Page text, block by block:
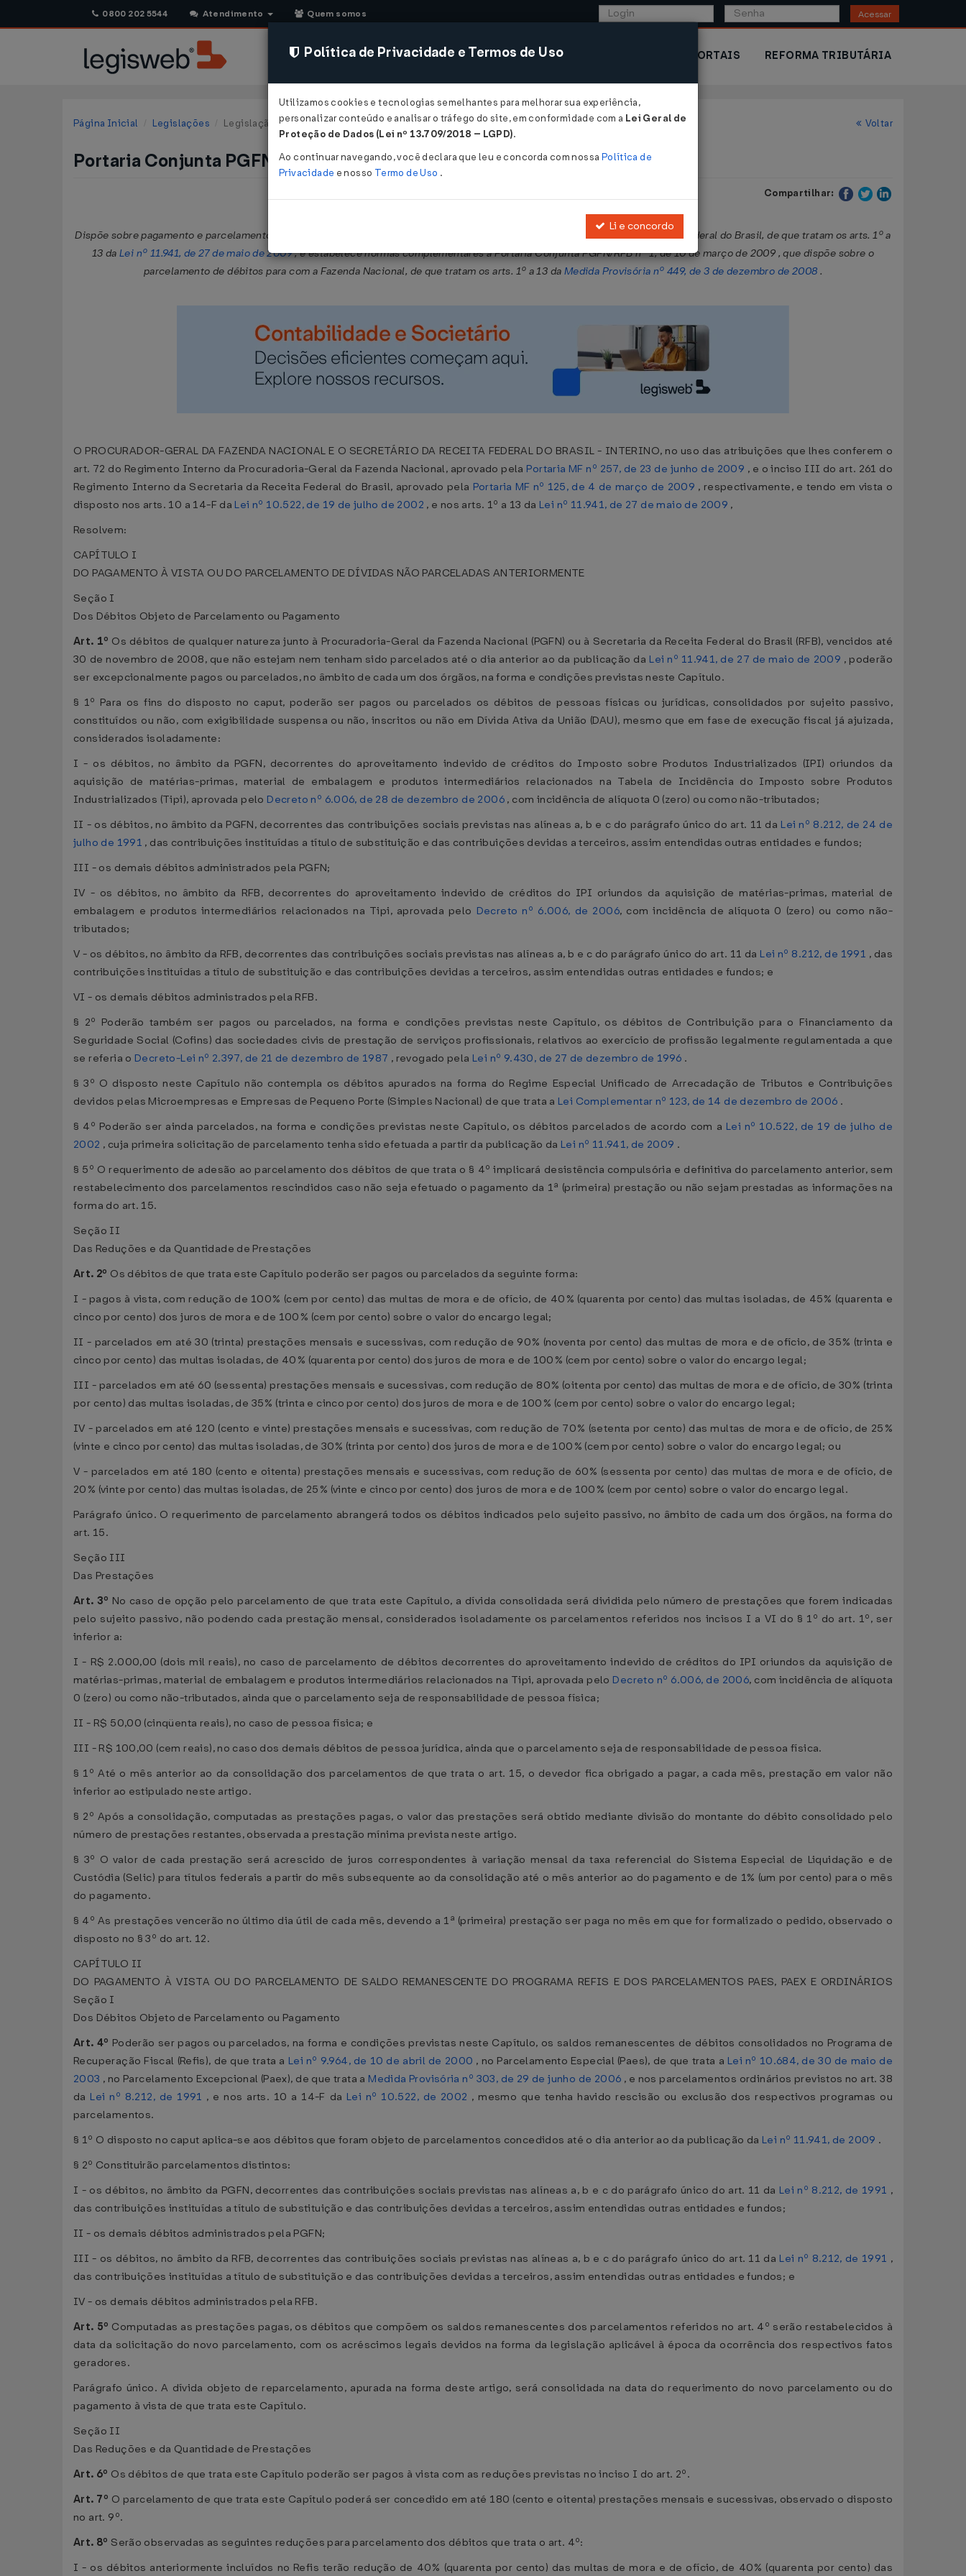
0800 202 5544 Atendimento Quem somos Acessar
CONSULTORIA SISTEMAS COMÉRCIO EXTERIOR PORTAIS REFORMA TRIBUTÁRIA
Página Inicial Legislações Legislação Federal Voltar
Portaria Conjunta PGFN/RFB nº 6 de 22/07/2009
Compartilhar:
Dispõe sobre pagamento e parcelamento de débitos junto à Procuradoria-Geral da Fazenda Nacional e à Secretaria da Receita Federal do Brasil, de que tratam os arts. 1º a
13 daLei nº 11.941, de 27 de maio de 2009, e estabelece normas complementares à Portaria Conjunta PGFN/RFB nº 1, de 10 de março de 2009 , que dispõe sobre o
parcelamento de débitos para com a Fazenda Nacional, de que tratam os arts. 1º a 13 da Medida Provisória nº 449, de 3 de dezembro de 2008 .
O PROCURADOR-GERAL DA FAZENDA NACIONAL E O SECRETÁRIO DA RECEITA FEDERAL DO BRASIL - INTERINO, no uso das atribuições que lhes conferem o
art. 72 do Regimento Interno da Procuradoria-Geral da Fazenda Nacional, aprovado pela Portaria MF nº 257, de 23 de junho de 2009 , e o inciso III do art. 261 do
Regimento Interno da Secretaria da Receita Federal do Brasil, aprovado pela Portaria MF nº 125, de 4 de março de 2009 , respectivamente, e tendo em vista o
disposto nos arts. 10 a 14-F da Lei nº 10.522, de 19 de julho de 2002 , e nos arts. 1º a 13 da Lei nº 11.941, de 27 de maio de 2009 ,
Resolvem:
CAPÍTULO I
DO PAGAMENTO À VISTA OU DO PARCELAMENTO DE DÍVIDAS NÃO PARCELADAS ANTERIORMENTE
Seção I
Dos Débitos Objeto de Parcelamento ou Pagamento
Art. 1º Os débitos de qualquer natureza junto à Procuradoria-Geral da Fazenda Nacional (PGFN) ou à Secretaria da Receita Federal do Brasil (RFB), vencidos até
30 de novembro de 2008, que não estejam nem tenham sido parcelados até o dia anterior ao da publicação da Lei nº 11.941, de 27 de maio de 2009 , poderão
ser excepcionalmente pagos ou parcelados, no âmbito de cada um dos órgãos, na forma e condições previstas neste Capítulo.
§ 1º Para os fins do disposto no caput, poderão ser pagos ou parcelados os débitos de pessoas físicas ou jurídicas, consolidados por sujeito passivo,
constituídos ou não, com exigibilidade suspensa ou não, inscritos ou não em Dívida Ativa da União (DAU), mesmo que em fase de execução fiscal já ajuizada,
considerados isoladamente:
I - os débitos, no âmbito da PGFN, decorrentes do aproveitamento indevido de créditos do Imposto sobre Produtos Industrializados (IPI) oriundos da
aquisição de matérias-primas, material de embalagem e produtos intermediários relacionados na Tabela de Incidência do Imposto sobre Produtos
Industrializados (Tipi), aprovada pelo Decreto nº 6.006, de 28 de dezembro de 2006 , com incidência de alíquota 0 (zero) ou como não-tributados;
II - os débitos, no âmbito da PGFN, decorrentes das contribuições sociais previstas nas alíneas a, b e c do parágrafo único do art. 11 da Lei nº 8.212, de 24 de
julho de 1991 , das contribuições instituídas a título de substituição e das contribuições devidas a terceiros, assim entendidas outras entidades e fundos;
III - os demais débitos administrados pela PGFN;
IV - os débitos, no âmbito da RFB, decorrentes do aproveitamento indevido de créditos do IPI oriundos da aquisição de matérias-primas, material de
embalagem e produtos intermediários relacionados na Tipi, aprovada pelo Decreto nº 6.006, de 2006, com incidência de alíquota 0 (zero) ou como não-
tributados;
V - os débitos, no âmbito da RFB, decorrentes das contribuições sociais previstas nas alíneas a, b e c do parágrafo único do art. 11 da Lei nº 8.212, de 1991 , das
contribuições instituídas a título de substituição e das contribuições devidas a terceiros, assim entendidas outras entidades e fundos; e
VI - os demais débitos administrados pela RFB.
§ 2º Poderão também ser pagos ou parcelados, na forma e condições previstas neste Capítulo, os débitos de Contribuição para o Financiamento da
Seguridade Social (Cofins) das sociedades civis de prestação de serviços profissionais, relativos ao exercício de profissão legalmente regulamentada a que
se referia o Decreto-Lei nº 2.397, de 21 de dezembro de 1987 , revogado pela Lei nº 9.430, de 27 de dezembro de 1996 .
§ 3º O disposto neste Capítulo não contempla os débitos apurados na forma do Regime Especial Unificado de Arrecadação de Tributos e Contribuições
devidos pelas Microempresas e Empresas de Pequeno Porte (Simples Nacional) de que trata a Lei Complementar nº 123, de 14 de dezembro de 2006 .
§ 4º Poderão ser ainda parcelados, na forma e condições previstas neste Capítulo, os débitos parcelados de acordo com a Lei nº 10.522, de 19 de julho de
2002 , cuja primeira solicitação de parcelamento tenha sido efetuada a partir da publicação da Lei nº 11.941, de 2009 .
§ 5º O requerimento de adesão ao parcelamento dos débitos de que trata o § 4º implicará desistência compulsória e definitiva do parcelamento anterior, sem
restabelecimento dos parcelamentos rescindidos caso não seja efetuado o pagamento da 1ª (primeira) prestação ou não sejam prestadas as informações na
forma do art. 15.
Seção II
Das Reduções e da Quantidade de Prestações
Art. 2º Os débitos de que trata este Capítulo poderão ser pagos ou parcelados da seguinte forma:
I - pagos à vista, com redução de 100% (cem por cento) das multas de mora e de ofício, de 40% (quarenta por cento) das multas isoladas, de 45% (quarenta e
cinco por cento) dos juros de mora e de 100% (cem por cento) sobre o valor do encargo legal;
II - parcelados em até 30 (trinta) prestações mensais e sucessivas, com redução de 90% (noventa por cento) das multas de mora e de ofício, de 35% (trinta e
cinco por cento) das multas isoladas, de 40% (quarenta por cento) dos juros de mora e de 100% (cem por cento) sobre o valor do encargo legal;
III - parcelados em até 60 (sessenta) prestações mensais e sucessivas, com redução de 80% (oitenta por cento) das multas de mora e de ofício, de 30% (trinta
por cento) das multas isoladas, de 35% (trinta e cinco por cento) dos juros de mora e de 100% (cem por cento) sobre o valor do encargo legal;
IV - parcelados em até 120 (cento e vinte) prestações mensais e sucessivas, com redução de 70% (setenta por cento) das multas de mora e de ofício, de 25%
(vinte e cinco por cento) das multas isoladas, de 30% (trinta por cento) dos juros de mora e de 100% (cem por cento) sobre o valor do encargo legal; ou
V - parcelados em até 180 (cento e oitenta) prestações mensais e sucessivas, com redução de 60% (sessenta por cento) das multas de mora e de ofício, de
20% (vinte por cento) das multas isoladas, de 25% (vinte e cinco por cento) dos juros de mora e de 100% (cem por cento) sobre o valor do encargo legal.
Parágrafo único. O requerimento de parcelamento abrangerá todos os débitos indicados pelo sujeito passivo, no âmbito de cada um dos órgãos, na forma do
art. 15.
Seção III
Das Prestações
Art. 3º No caso de opção pelo parcelamento de que trata este Capítulo, a dívida consolidada será dividida pelo número de prestações que forem indicadas
pelo sujeito passivo, não podendo cada prestação mensal, considerados isoladamente os parcelamentos referidos nos incisos I a VI do § 1º do art. 1º, ser
inferior a:
I - R$ 2.000,00 (dois mil reais), no caso de parcelamento de débitos decorrentes do aproveitamento indevido de créditos do IPI oriundos da aquisição de
matérias-primas, material de embalagem e produtos intermediários relacionados na Tipi, aprovada pelo Decreto nº 6.006, de 2006, com incidência de alíquota
0 (zero) ou como não-tributados, ainda que o parcelamento seja de responsabilidade de pessoa física;
II - R$ 50,00 (cinqüenta reais), no caso de pessoa física; e
III - R$ 100,00 (cem reais), no caso dos demais débitos de pessoa jurídica, ainda que o parcelamento seja de responsabilidade de pessoa física.
§ 1º Até o mês anterior ao da consolidação dos parcelamentos de que trata o art. 15, o devedor fica obrigado a pagar, a cada mês, prestação em valor não
inferior ao estipulado neste artigo.
§ 2º Após a consolidação, computadas as prestações pagas, o valor das prestações será obtido mediante divisão do montante do débito consolidado pelo
número de prestações restantes, observada a prestação mínima prevista neste artigo.
§ 3º O valor de cada prestação será acrescido de juros correspondentes à variação mensal da taxa referencial do Sistema Especial de Liquidação e de
Custódia (Selic) para títulos federais a partir do mês subsequente ao da consolidação até o mês anterior ao do pagamento e de 1% (um por cento) para o mês
do pagamento.
§ 4º As prestações vencerão no último dia útil de cada mês, devendo a 1ª (primeira) prestação ser paga no mês em que for formalizado o pedido, observado o
disposto no § 3º do art. 12.
CAPÍTULO II
DO PAGAMENTO À VISTA OU DO PARCELAMENTO DE SALDO REMANESCENTE DO PROGRAMA REFIS E DOS PARCELAMENTOS PAES, PAEX E ORDINÁRIOS
Seção I
Dos Débitos Objeto de Parcelamento ou Pagamento
Art. 4º Poderão ser pagos ou parcelados, na forma e condições previstas neste Capítulo, os saldos remanescentes de débitos consolidados no Programa de
Recuperação Fiscal (Refis), de que trata a Lei nº 9.964, de 10 de abril de 2000 , no Parcelamento Especial (Paes), de que trata a Lei nº 10.684, de 30 de maio de
2003 , no Parcelamento Excepcional (Paex), de que trata a Medida Provisória nº 303, de 29 de junho de 2006 , e nos parcelamentos ordinários previstos no art. 38
da Lei nº 8.212, de 1991 , e nos arts. 10 a 14-F da Lei nº 10.522, de 2002 , mesmo que tenha havido rescisão ou exclusão dos respectivos programas ou
parcelamentos.
§ 1º O disposto no caput aplica-se aos débitos que foram objeto de parcelamentos concedidos até o dia anterior ao da publicação da Lei nº 11.941, de 2009 .
§ 2º Constituirão parcelamentos distintos:
I - os débitos, no âmbito da PGFN, decorrentes das contribuições sociais previstas nas alíneas a, b e c do parágrafo único do art. 11 da Lei nº 8.212, de 1991 ,
das contribuições instituídas a título de substituição e das contribuições devidas a terceiros, assim entendidas outras entidades e fundos;
II - os demais débitos administrados pela PGFN;
III - os débitos, no âmbito da RFB, decorrentes das contribuições sociais previstas nas alíneas a, b e c do parágrafo único do art. 11 da Lei nº 8.212, de 1991 ,
das contribuições instituídas a título de substituição e das contribuições devidas a terceiros, assim entendidas outras entidades e fundos; e
IV - os demais débitos administrados pela RFB.
Art. 5º Computadas as prestações pagas, os débitos que compõem os saldos remanescentes dos parcelamentos referidos no art. 4º serão restabelecidos à
data da solicitação do novo parcelamento, com os acréscimos legais devidos na forma da legislação aplicável à época da ocorrência dos respectivos fatos
geradores.
Parágrafo único. A dívida objeto de reparcelamento, apurada na forma deste artigo, será consolidada na data do requerimento do novo parcelamento ou do
pagamento à vista de que trata este Capítulo.
Seção II
Das Reduções e da Quantidade de Prestações
Art. 6º Os débitos de que trata este Capítulo poderão ser pagos à vista com as reduções previstas no inciso I do art. 2º.
Art. 7º O parcelamento de que trata este Capítulo poderá ser concedido em até 180 (cento e oitenta) prestações mensais e sucessivas, observado o disposto
no art. 9º.
Art. 8º Serão observadas as seguintes reduções para parcelamento dos débitos que trata o art. 4º:
I - os débitos anteriormente incluídos no Refis terão redução de 40% (quarenta por cento) das multas de mora e de ofício, de 40% (quarenta por cento) das
Política de Privacidade e Termos de Uso
Utilizamos cookies e tecnologias semelhantes para melhorar sua experiência,
personalizar conteúdo e analisar o tráfego do site, em conformidade com a Lei Geral de
Proteção de Dados (Lei nº 13.709/2018 – LGPD).
Ao continuar navegando, você declara que leu e concorda com nossa Política de
Privacidade e nosso Termo de Uso .
Li e concordo